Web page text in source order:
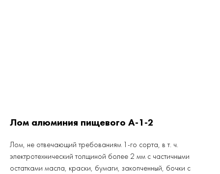
Лом алюминия пищевого А-1-2
Лом, не отвечающий требованиям 1-го сорта, в т. ч.
электротехнический толщиной более 2 мм с частичными
остатками масла, краски, бумаги, закопченный, бочки с